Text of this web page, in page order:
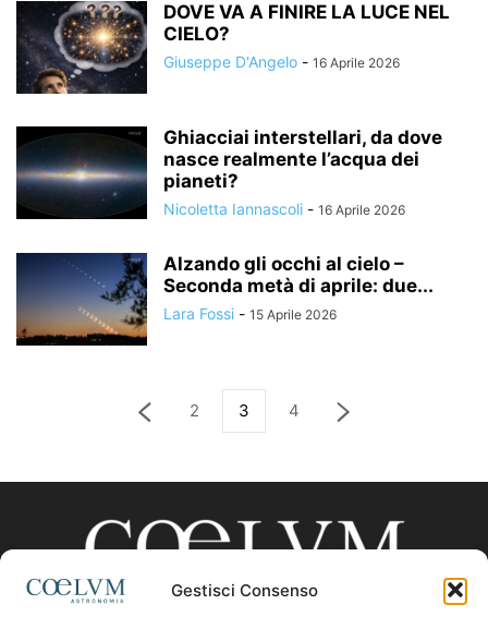
Gestisci Consenso
DOVE VA A FINIRE LA LUCE NEL
CIELO?
Giuseppe D'Angelo - 16 Aprile 2026
Ghiacciai interstellari, da dove
nasce realmente l’acqua dei
pianeti?
Nicoletta Iannascoli - 16 Aprile 2026
Alzando gli occhi al cielo –
Seconda metà di aprile: due...
Lara Fossi - 15 Aprile 2026
2 3 4